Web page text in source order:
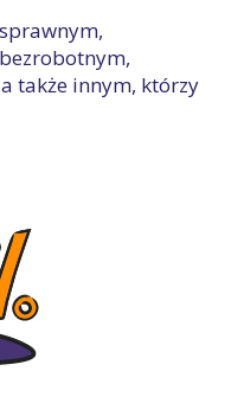
także innym, którzy